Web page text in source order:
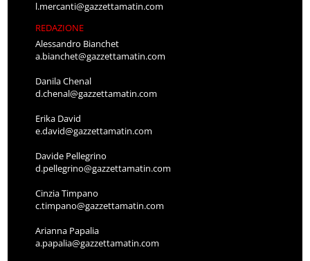
l.mercanti@gazzettamatin.com
REDAZIONE
Alessandro Bianchet
a.bianchet@gazzettamatin.com
Danila Chenal
d.chenal@gazzettamatin.com
Erika David
e.david@gazzettamatin.com
Davide Pellegrino
d.pellegrino@gazzettamatin.com
Cinzia Timpano
c.timpano@gazzettamatin.com
Arianna Papalia
a.papalia@gazzettamatin.com